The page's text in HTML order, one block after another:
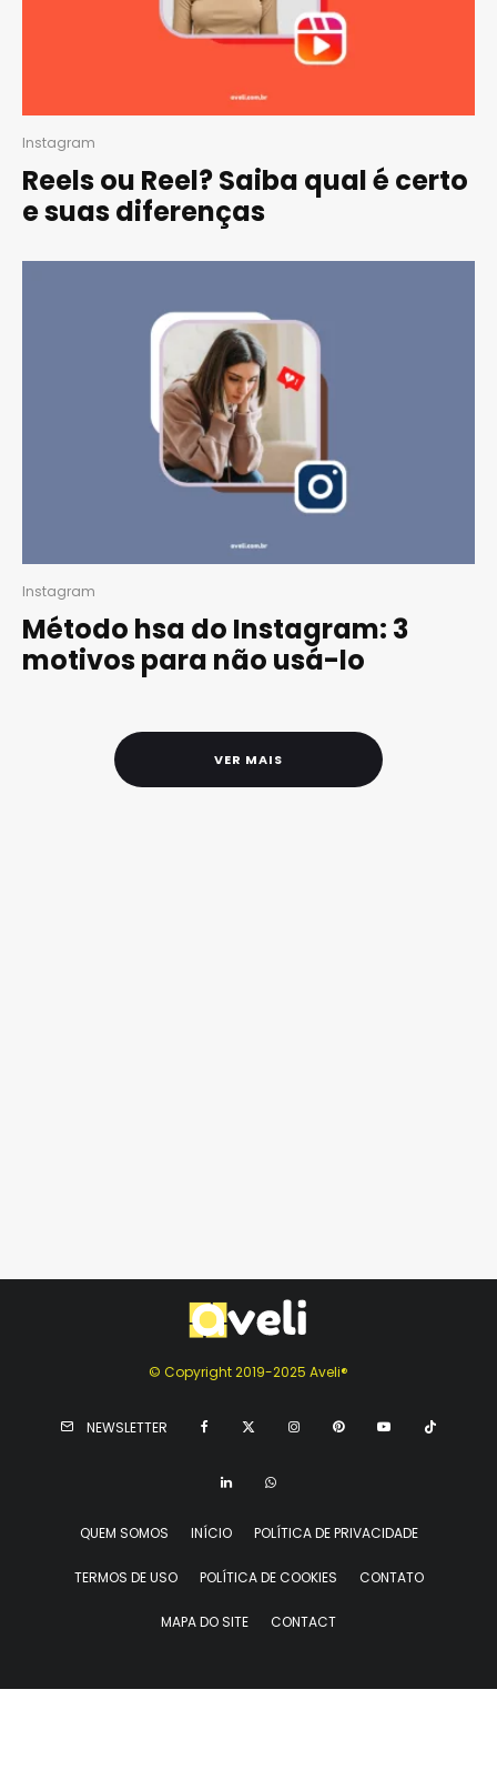
Instagram
Reels ou Reel? Saiba qual é certo
e suas diferenças
Instagram
Método hsa do Instagram: 3
motivos para não usá-lo
VER MAIS
© Copyright 2019-2025 Aveli®
NEWSLETTER
QUEM SOMOS INÍCIO POLÍTICA DE PRIVACIDADE
TERMOS DE USO POLÍTICA DE COOKIES CONTATO
MAPA DO SITE CONTACT